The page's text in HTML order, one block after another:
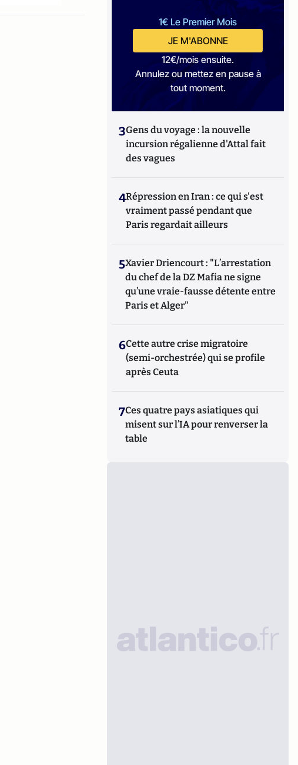
1€ Le Premier Mois
JE M'ABONNE
12€/mois ensuite.
Annulez ou mettez en pause à
tout moment.
3Gens du voyage : la nouvelle
incursion régalienne d'Attal fait
des vagues
4Répression en Iran : ce qui s'est
vraiment passé pendant que
Paris regardait ailleurs
5Xavier Driencourt : "L’arrestation
du chef de la DZ Mafia ne signe
qu’une vraie-fausse détente entre
Paris et Alger"
6Cette autre crise migratoire
(semi-orchestrée) qui se profile
après Ceuta
7Ces quatre pays asiatiques qui
misent sur l’IA pour renverser la
table